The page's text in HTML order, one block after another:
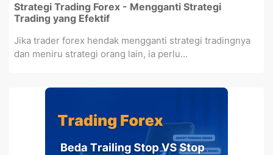
Strategi Trading Forex - Mengganti Strategi
Trading yang Efektif
Jika trader forex hendak mengganti strategi tradingnya
dan meniru strategi orang lain, ia perlu...